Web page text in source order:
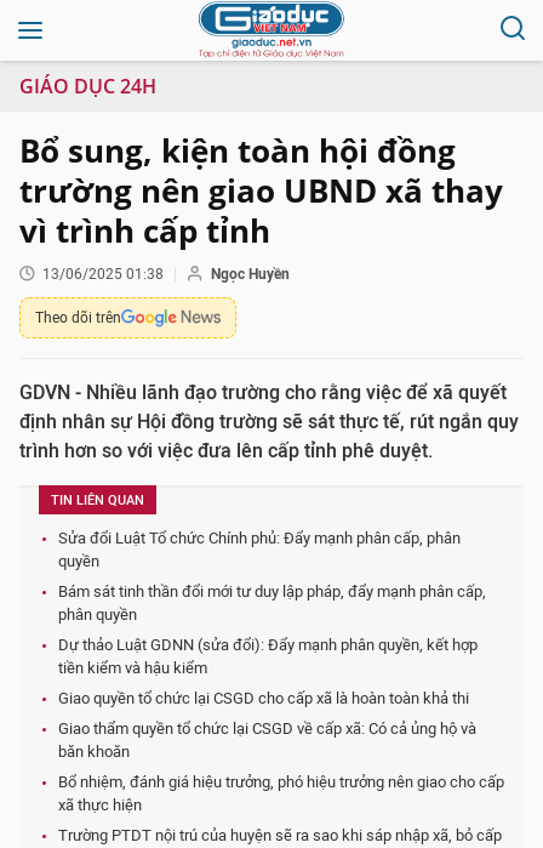
GIÁO DỤC 24H
Bổ sung, kiện toàn hội đồng
trường nên giao UBND xã thay
vì trình cấp tỉnh
13/06/2025 01:38 Ngọc Huyền
Theo dõi trên
GDVN - Nhiều lãnh đạo trường cho rằng việc để xã quyết
định nhân sự Hội đồng trường sẽ sát thực tế, rút ngắn quy
trình hơn so với việc đưa lên cấp tỉnh phê duyệt.
TIN LIÊN QUAN
Sửa đổi Luật Tổ chức Chính phủ: Đẩy mạnh phân cấp, phân
quyền
Bám sát tinh thần đổi mới tư duy lập pháp, đẩy mạnh phân cấp,
phân quyền
Dự thảo Luật GDNN (sửa đổi): Đẩy mạnh phân quyền, kết hợp
tiền kiểm và hậu kiểm
Giao quyền tổ chức lại CSGD cho cấp xã là hoàn toàn khả thi
Giao thẩm quyền tổ chức lại CSGD về cấp xã: Có cả ủng hộ và
băn khoăn
Bổ nhiệm, đánh giá hiệu trưởng, phó hiệu trưởng nên giao cho cấp
xã thực hiện
Trường PTDT nội trú của huyện sẽ ra sao khi sáp nhập xã, bỏ cấp